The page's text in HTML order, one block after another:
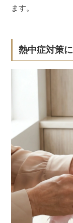
ます。
熱中症対策に